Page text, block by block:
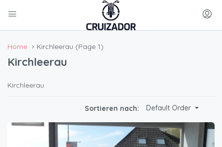
Home Kirchleerau (Page 1)
Kirchleerau
Kirchleerau
Sortieren nach: Default Order